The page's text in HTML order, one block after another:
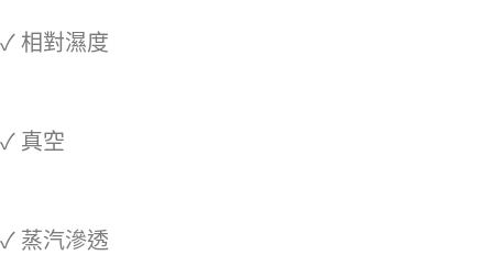
✓ 相對濕度
✓ 真空
✓ 蒸汽滲透